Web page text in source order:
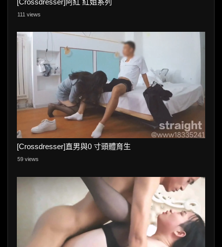
111 views
[Crossdresser]直男與0 寸頭體育生
59 views